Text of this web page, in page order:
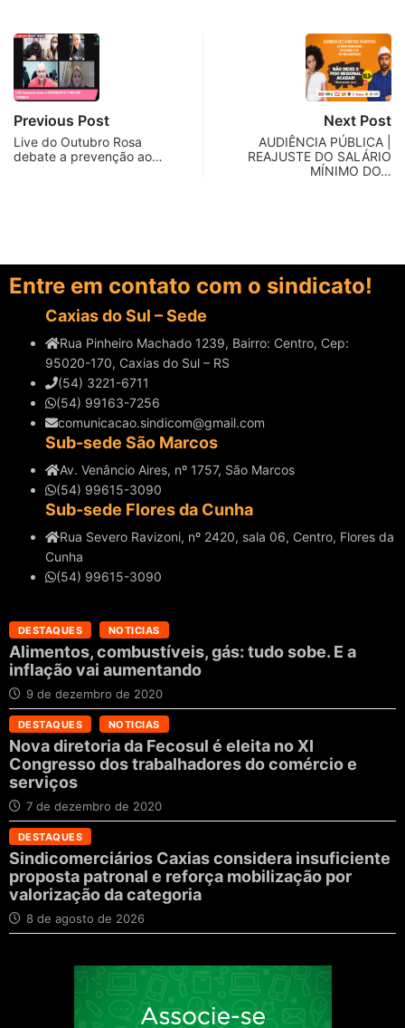
Previous Post
Live do Outubro Rosa
debate a prevenção ao…
Next Post
AUDIÊNCIA PÚBLICA |
REAJUSTE DO SALÁRIO
MÍNIMO DO…
Entre em contato com o sindicato!
Caxias do Sul – Sede
Rua Pinheiro Machado 1239, Bairro: Centro, Cep:
95020-170, Caxias do Sul – RS
(54) 3221-6711
(54) 99163-7256
comunicacao.sindicom@gmail.com
Sub-sede São Marcos
Av. Venâncio Aires, nº 1757, São Marcos
(54) 99615-3090
Sub-sede Flores da Cunha
Rua Severo Ravizoni, nº 2420, sala 06, Centro, Flores da
Cunha
(54) 99615-3090
DESTAQUES NOTICIAS
Alimentos, combustíveis, gás: tudo sobe. E a
inflação vai aumentando
9 de dezembro de 2020
DESTAQUES NOTICIAS
Nova diretoria da Fecosul é eleita no XI
Congresso dos trabalhadores do comércio e
serviços
7 de dezembro de 2020
DESTAQUES
Sindicomerciários Caxias considera insuficiente
proposta patronal e reforça mobilização por
valorização da categoria
8 de agosto de 2026